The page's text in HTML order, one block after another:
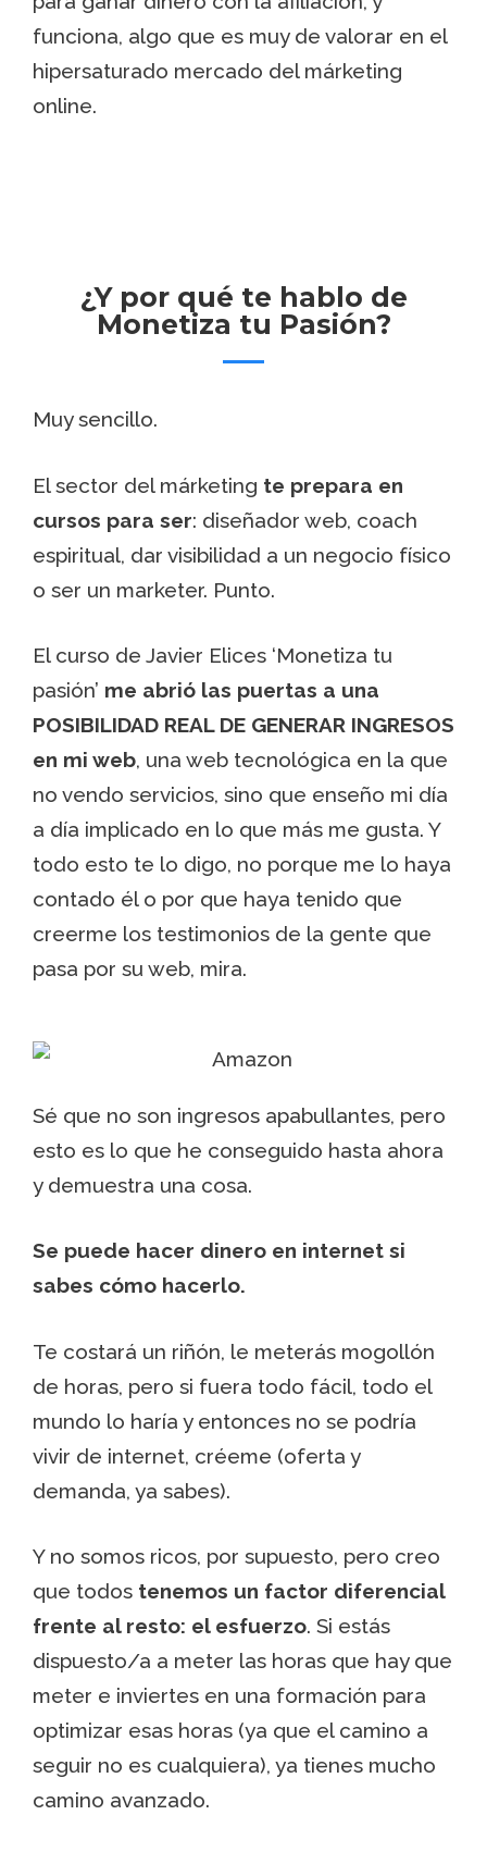
funciona, algo que es muy de valorar en el
hipersaturado mercado del márketing
online.
¿Y por qué te hablo de
Monetiza tu Pasión?
Muy sencillo.
El sector del márketing te prepara en
cursos para ser: diseñador web, coach
espiritual, dar visibilidad a un negocio físico
o ser un marketer. Punto.
El curso de Javier Elices ‘Monetiza tu
pasión’ me abrió las puertas a una
POSIBILIDAD REAL DE GENERAR INGRESOS
en mi web, una web tecnológica en la que
no vendo servicios, sino que enseño mi día
a día implicado en lo que más me gusta. Y
todo esto te lo digo, no porque me lo haya
contado él o por que haya tenido que
creerme los testimonios de la gente que
pasa por su web, mira.
Sé que no son ingresos apabullantes, pero
esto es lo que he conseguido hasta ahora
y demuestra una cosa.
Se puede hacer dinero en internet si
sabes cómo hacerlo.
Te costará un riñón, le meterás mogollón
de horas, pero si fuera todo fácil, todo el
mundo lo haría y entonces no se podría
vivir de internet, créeme (oferta y
demanda, ya sabes).
Y no somos ricos, por supuesto, pero creo
que todos tenemos un factor diferencial
frente al resto: el esfuerzo. Si estás
dispuesto/a a meter las horas que hay que
meter e inviertes en una formación para
optimizar esas horas (ya que el camino a
seguir no es cualquiera), ya tienes mucho
camino avanzado.